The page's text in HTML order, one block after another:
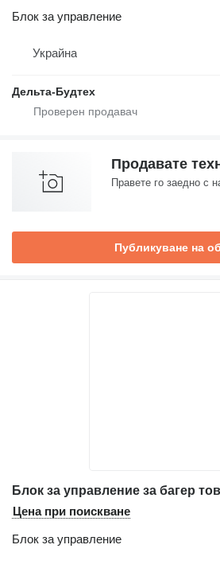
Блок за управление
Украйна
Дельта-Будтех
Продавате
Правете го заедно с
Публикуване на
Цена при поискване
Блок за управление